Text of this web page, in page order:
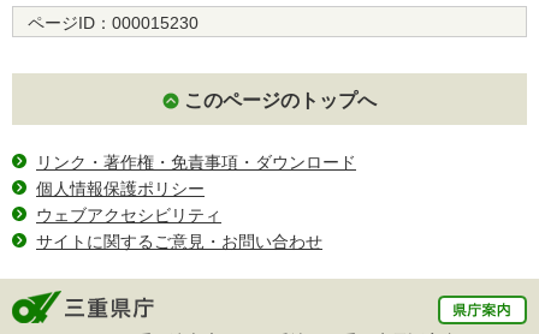
ページID： 000015230
このページのトップへ
リンク・著作権・免責事項・ダウンロード
個人情報保護ポリシー
ウェブアクセシビリティ
サイトに関するご意見・お問い合わせ